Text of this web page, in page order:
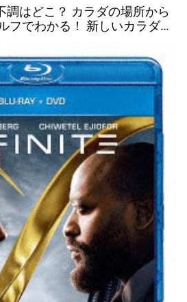
u
c
調はどこ？ カラダの場所から
フでわかる！ 新しいカラダの